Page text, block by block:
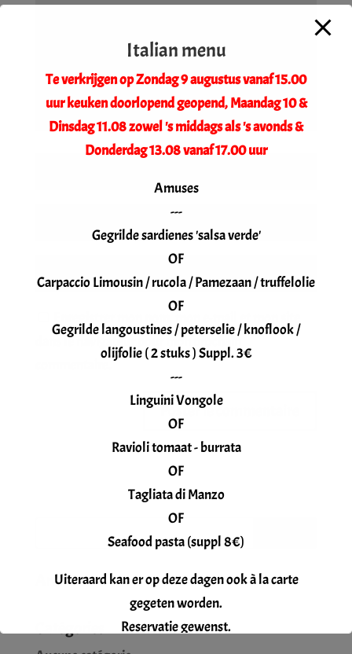
dans le navigateur pour mon prochain
Archives
Catégories
Italian menu
Te verkrijgen op Zondag 9 augustus vanaf 15.00
uur keuken doorlopend geopend, Maandag 10 &
Dinsdag 11.08 zowel 's middags als 's avonds &
Donderdag 13.08 vanaf 17.00 uur
Amuses
---
Gegrilde sardienes 'salsa verde'
OF
Carpaccio Limousin / rucola / Pamezaan / truffelolie
OF
Gegrilde langoustines / peterselie / knoflook /
olijfolie ( 2 stuks ) Suppl. 3€
---
Linguini Vongole
OF
Ravioli tomaat - burrata
OF
Tagliata di Manzo
OF
Seafood pasta (suppl 8€)
Uiteraard kan er op deze dagen ook à la carte
gegeten worden.
Reservatie gewenst.